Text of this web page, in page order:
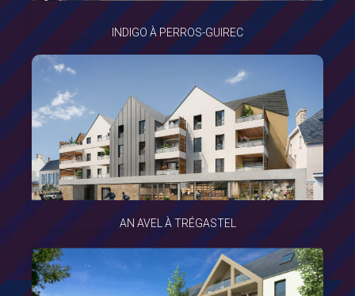
INDIGO À PERROS-GUIREC
AN AVEL À TRÉGASTEL